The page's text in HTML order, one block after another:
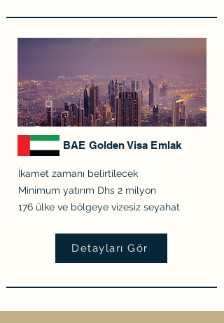
İkamet zamanı belirtilecek
Minimum yatırım Dhs 2 milyon
176 ülke ve bölgeye vizesiz seyahat
Detayları Gör
BAE Golden Visa Emlak